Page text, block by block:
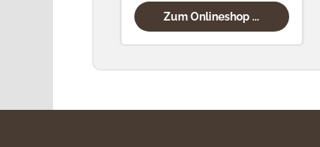
Zum Onlineshop ...